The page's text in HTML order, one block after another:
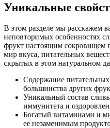
Уникальные
В этом разделе мы расскажем
неповторимых особенностях
фрукт настоящим сокровищем
мир вкуса, питательных
скрытых в этом натуральном
Содержание
большинства других
Уникальный состав
иммунитета и
Богатый витаминами и
ее незаменимым